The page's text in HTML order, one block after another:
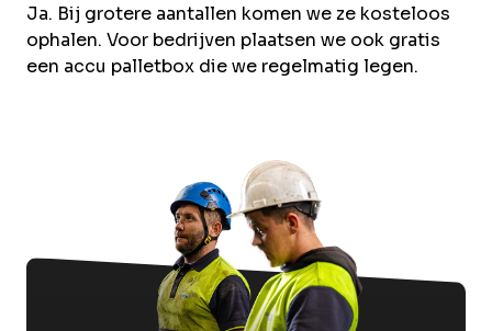
Ja. Bij grotere aantallen komen we ze kosteloos
ophalen. Voor bedrijven plaatsen we ook gratis
een accu palletbox die we regelmatig legen.